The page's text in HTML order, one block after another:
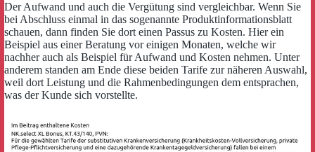
Der Aufwand und auch die Vergütung sind vergleichbar. Wenn Sie
bei Abschluss einmal in das sogenannte Produktinformationsblatt
schauen, dann finden Sie dort einen Passus zu Kosten. Hier ein
Beispiel aus einer Beratung vor einigen Monaten, welche wir
nachher auch als Beispiel für Aufwand und Kosten nehmen. Unter
anderem standen am Ende diese beiden Tarife zur näheren Auswahl,
weil dort Leistung und die Rahmenbedingungen dem entsprachen,
was der Kunde sich vorstellte.